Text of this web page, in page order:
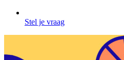
Stel je vraag